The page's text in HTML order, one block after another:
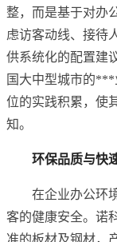
整，而是基于对办
虑访客动线、接待
供系统化的配置建
国大中型城市的
位的实践积累，使
知。
环保品质与快
在企业办公环
客的健康安全。诺